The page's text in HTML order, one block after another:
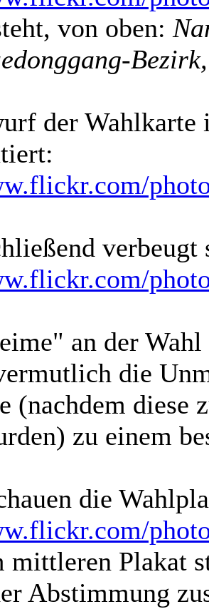
von oben:
der Wahlkarte
an der
die
(nachdem diese
zu einem
die
mittleren Plakat
Abstimmung